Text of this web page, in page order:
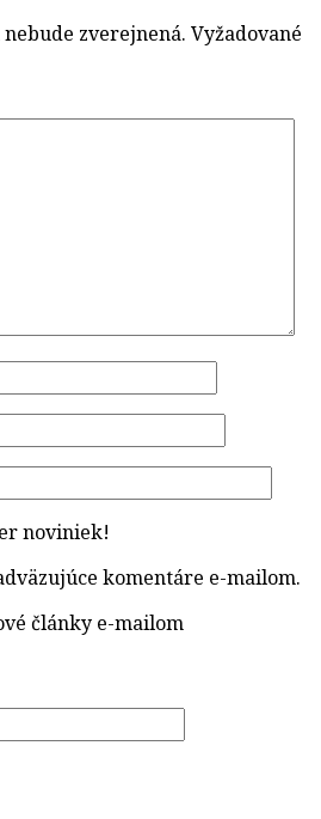
zverejnená. Vyžadované
noviniek!
komentáre e-mailom.
články e-mailom